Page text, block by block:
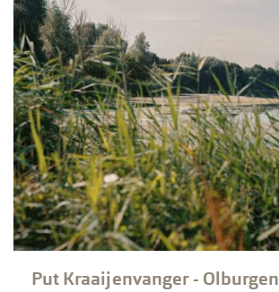
Put Kraaijenvanger - Olburgen